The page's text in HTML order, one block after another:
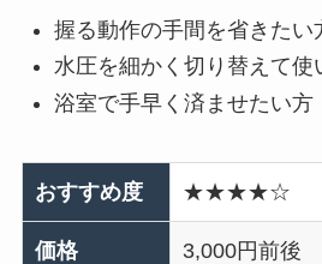
握る動作の手間を省きたい
水圧を細かく切り替えて使
浴室で手早く済ませたい方
おすすめ度 ★★★★☆
価格 3,000円前後